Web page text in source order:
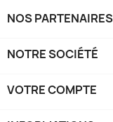
NOS PARTENAIRES
NOTRE SOCIÉTÉ
VOTRE COMPTE